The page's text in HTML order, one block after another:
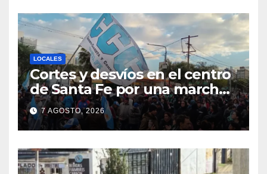
LOCALES
Cortes y desvíos en el centro
de Santa Fe por una marcha
de organizaciones sociales y
sindicales
7 AGOSTO, 2026